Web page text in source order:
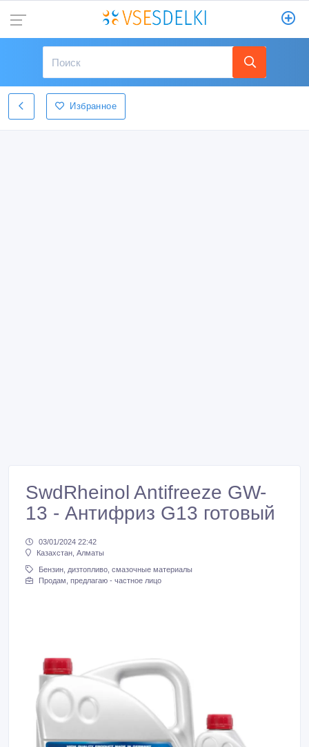
Избранное
SwdRheinol Antifreeze GW-
13 - Антифриз G13 готовый
03/01/2024 22:42
Казахстан, Алматы
Бензин, дизтопливо, смазочные материалы
Продам, предлагаю - частное лицо